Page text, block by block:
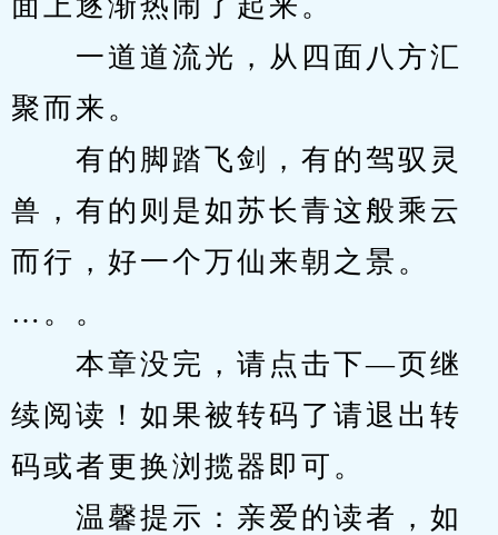
一道道流光，从四面八方汇
聚而来。
有的脚踏飞剑，有的驾驭灵
兽，有的则是如苏长青这般乘云
而行，好一个万仙来朝之景。
…。。
本章没完，请点击下—页继
续阅读！如果被转码了请退出转
码或者更换浏揽器即可。
温馨提示：亲爱的读者，如